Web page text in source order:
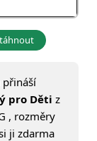
přináší
pro Děti z
, rozměry
ji zdarma